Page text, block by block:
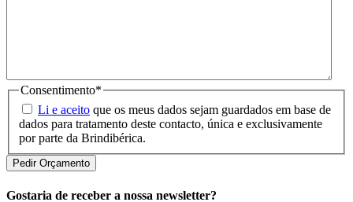
Consentimento*
Li e aceito que os meus dados sejam guardados em base de
dados para tratamento deste contacto, única e exclusivamente
por parte da Brindibérica.
Gostaria de receber a nossa newsletter?